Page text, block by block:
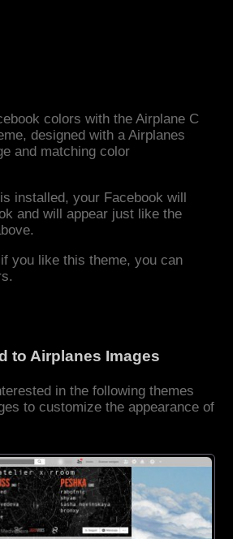
colors with the Airplane C
designed with a Airplanes
and matching color
installed, your Facebook will
and will appear just like the
if you like this theme, you can
to Airplanes Images
in the following themes
to customize the appearance of